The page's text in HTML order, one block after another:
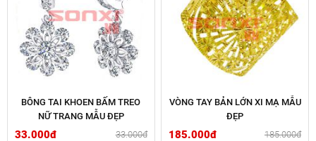
BÔNG TAI KHOEN BẤM TREO
NỮ TRANG MẪU ĐẸP
33.000đ 33.000đ
VÒNG TAY BẢN LỚN XI MẠ MẪU
ĐẸP
185.000đ 185.000đ